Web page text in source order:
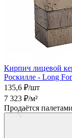
Кирпич лицевой
Роскилле - Long
135,6 ₽/шт
7 323 ₽/м²
Продаётся палетами